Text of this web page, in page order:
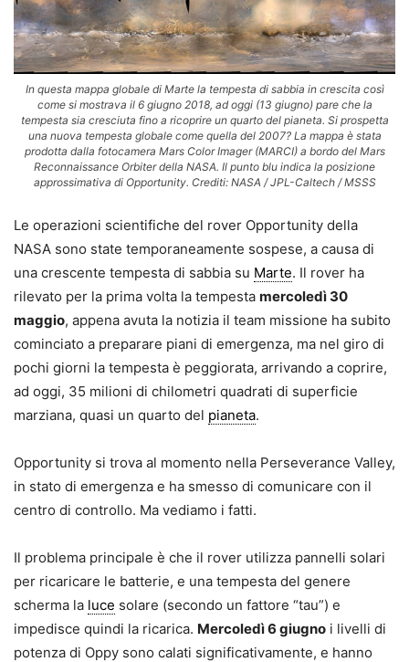
In questa mappa globale di Marte la tempesta di sabbia in crescita così
come si mostrava il 6 giugno 2018, ad oggi (13 giugno) pare che la
tempesta sia cresciuta fino a ricoprire un quarto del pianeta. Si prospetta
una nuova tempesta globale come quella del 2007? La mappa è stata
prodotta dalla fotocamera Mars Color Imager (MARCI) a bordo del Mars
Reconnaissance Orbiter della NASA. Il punto blu indica la posizione
approssimativa di Opportunity. Crediti: NASA / JPL-Caltech / MSSS
Le operazioni scientifiche del rover Opportunity della
NASA sono state temporaneamente sospese, a causa di
una crescente tempesta di sabbia su Marte. Il rover ha
rilevato per la prima volta la tempesta mercoledì 30
maggio, appena avuta la notizia il team missione ha subito
cominciato a preparare piani di emergenza, ma nel giro di
pochi giorni la tempesta è peggiorata, arrivando a coprire,
ad oggi, 35 milioni di chilometri quadrati di superficie
marziana, quasi un quarto del pianeta.
Opportunity si trova al momento nella Perseverance Valley,
in stato di emergenza e ha smesso di comunicare con il
centro di controllo. Ma vediamo i fatti.
Il problema principale è che il rover utilizza pannelli solari
per ricaricare le batterie, e una tempesta del genere
scherma la luce solare (secondo un fattore “tau”) e
impedisce quindi la ricarica. Mercoledì 6 giugno i livelli di
potenza di Oppy sono calati significativamente, e hanno